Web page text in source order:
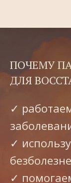
ПОЧЕМУ
ДЛЯ
✓
✓
✓